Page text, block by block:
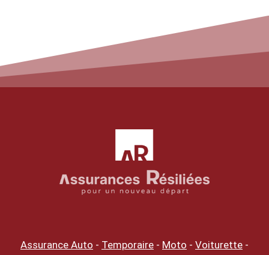
Assurance Auto - Temporaire - Moto - Voiturette -